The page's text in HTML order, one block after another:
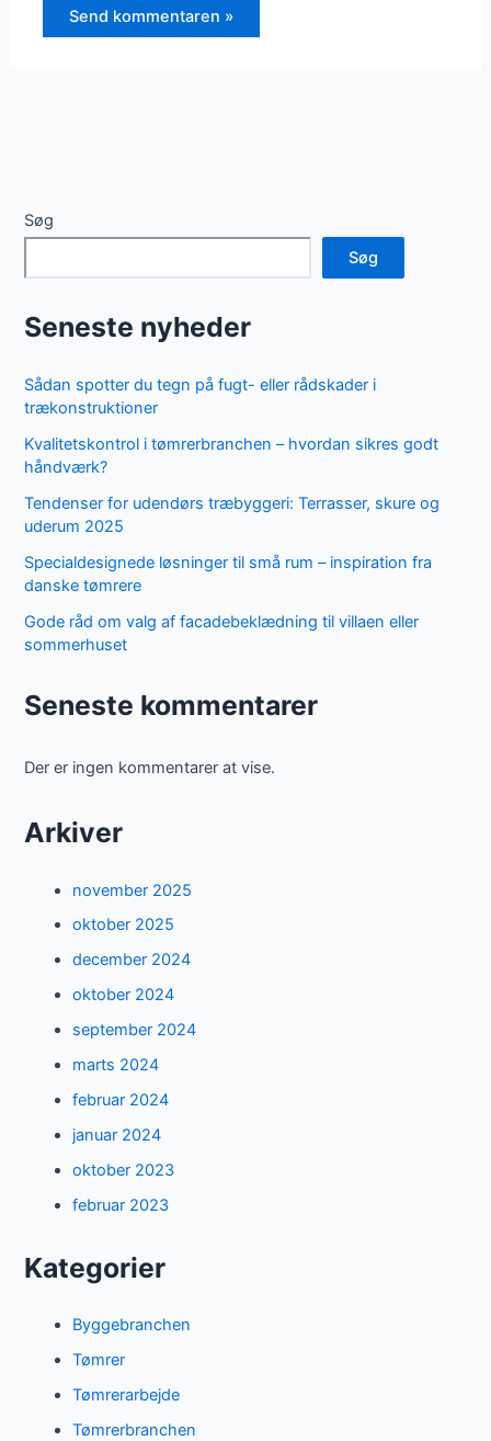
Søg
Søg
Seneste nyheder
Sådan spotter du tegn på fugt- eller rådskader i
trækonstruktioner
Kvalitetskontrol i tømrerbranchen – hvordan sikres godt
håndværk?
Tendenser for udendørs træbyggeri: Terrasser, skure og
uderum 2025
Specialdesignede løsninger til små rum – inspiration fra
danske tømrere
Gode råd om valg af facadebeklædning til villaen eller
sommerhuset
Seneste kommentarer
Der er ingen kommentarer at vise.
Arkiver
november 2025
oktober 2025
december 2024
oktober 2024
september 2024
marts 2024
februar 2024
januar 2024
oktober 2023
februar 2023
Kategorier
Byggebranchen
Tømrer
Tømrerarbejde
Tømrerbranchen